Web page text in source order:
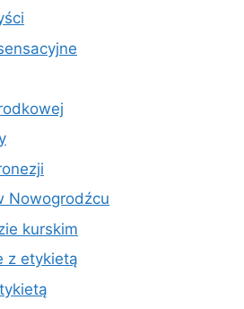
Nowogrodźcu
kurskim
z etykietą